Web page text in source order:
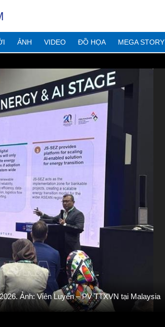
ẢNH VIDEO ĐỒ HỌA MEGA STORY
Ảnh: Viên Luyến – PV TTXVN tại Malaysia